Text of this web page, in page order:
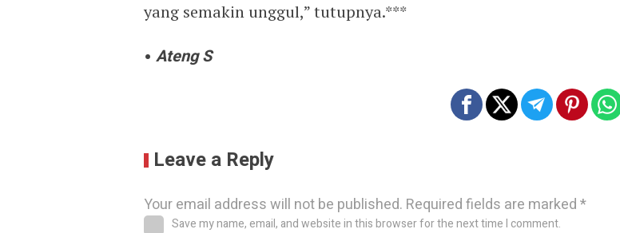
yang semakin unggul,” tutupnya.***
• Ateng S
Leave a Reply
Your email address will not be published. Required fields are marked*
Save my name, email, and website in this browser for the next time I comment.